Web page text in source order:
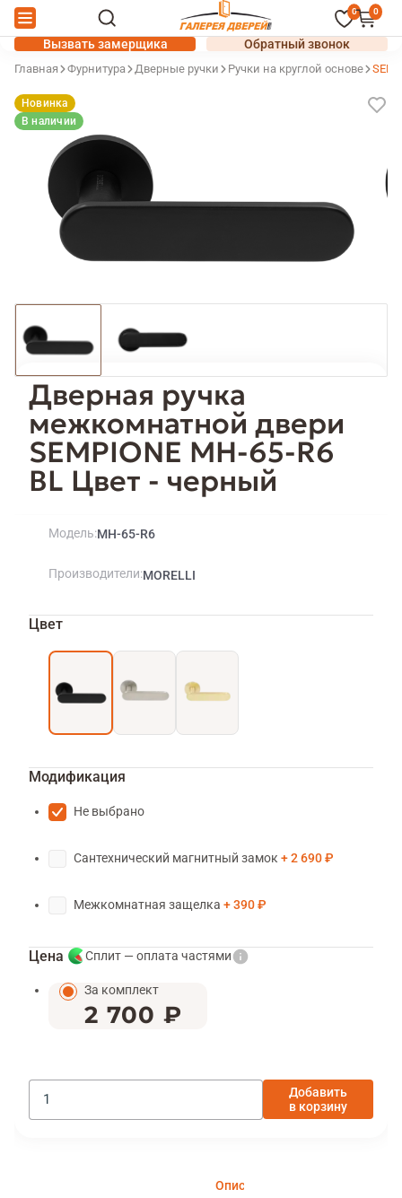
0 0
Вызвать замерщика Обратный звонок
Главная Фурнитура Дверные ручки Ручки на круглой основе
Дверная ручка
межкомнатной двери
SEMPIONE MH-65-R6
BL Цвет - черный
Новинка
В наличии
Модель MH-65-R6
Производители MORELLI
Цвет
Модификация
Не выбрано
Сантехнический магнитный замок 2 690 ₽
Межкомнатная защелка 390 ₽
Цена Сплит — оплата частями
За комплект
2 700 ₽
Добавить
в корзину
Описание